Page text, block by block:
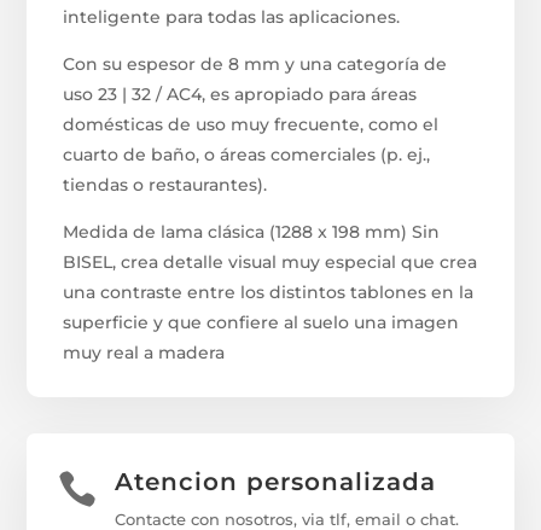
inteligente para todas las aplicaciones.
Con su espesor de 8 mm y una categoría de
uso 23 | 32 / AC4, es apropiado para áreas
domésticas de uso muy frecuente, como el
cuarto de baño, o áreas comerciales (p. ej.,
tiendas o restaurantes).
Medida de lama clásica (1288 x 198 mm) Sin
BISEL, crea detalle visual muy especial que crea
una contraste entre los distintos tablones en la
superficie y que confiere al suelo una imagen
muy real a madera
 Atencion personalizada
Contacte con nosotros, via tlf, email o chat.